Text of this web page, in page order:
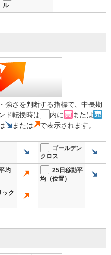
ル
強さを判断する指標で、中長期
ド転換時は
内に
または
または で表示されます。
ゴールデン
クロス
均
25日移動平
均（位置）
ック